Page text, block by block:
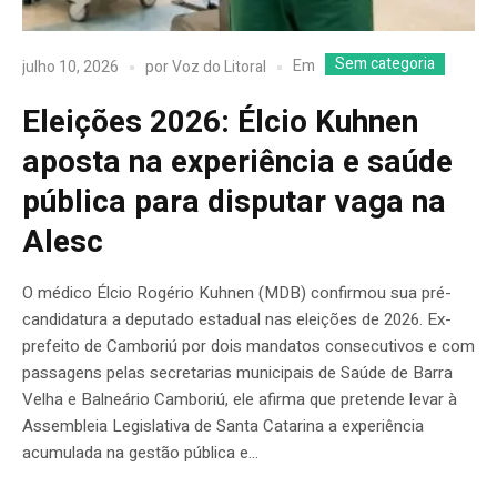
julho 10, 2026 porVoz do Litoral Em Sem categoria
Eleições 2026: Élcio Kuhnen
aposta na experiência e saúde
pública para disputar vaga na
Alesc
O médico Élcio Rogério Kuhnen (MDB) confirmou sua pré-
candidatura a deputado estadual nas eleições de 2026. Ex-
prefeito de Camboriú por dois mandatos consecutivos e com
passagens pelas secretarias municipais de Saúde de Barra
Velha e Balneário Camboriú, ele afirma que pretende levar à
Assembleia Legislativa de Santa Catarina a experiência
acumulada na gestão pública e...